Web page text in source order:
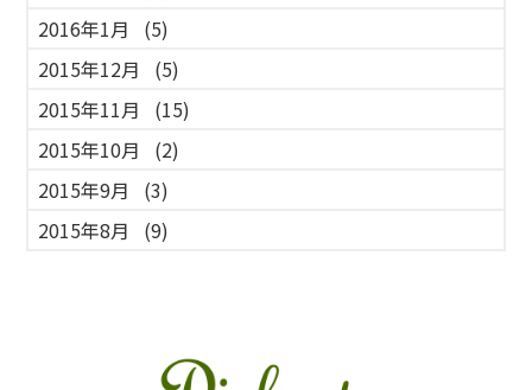
2016年1月
(5)
2015年12月
(5)
2015年11月
(15)
2015年10月
(2)
2015年9月
(3)
2015年8月
(9)